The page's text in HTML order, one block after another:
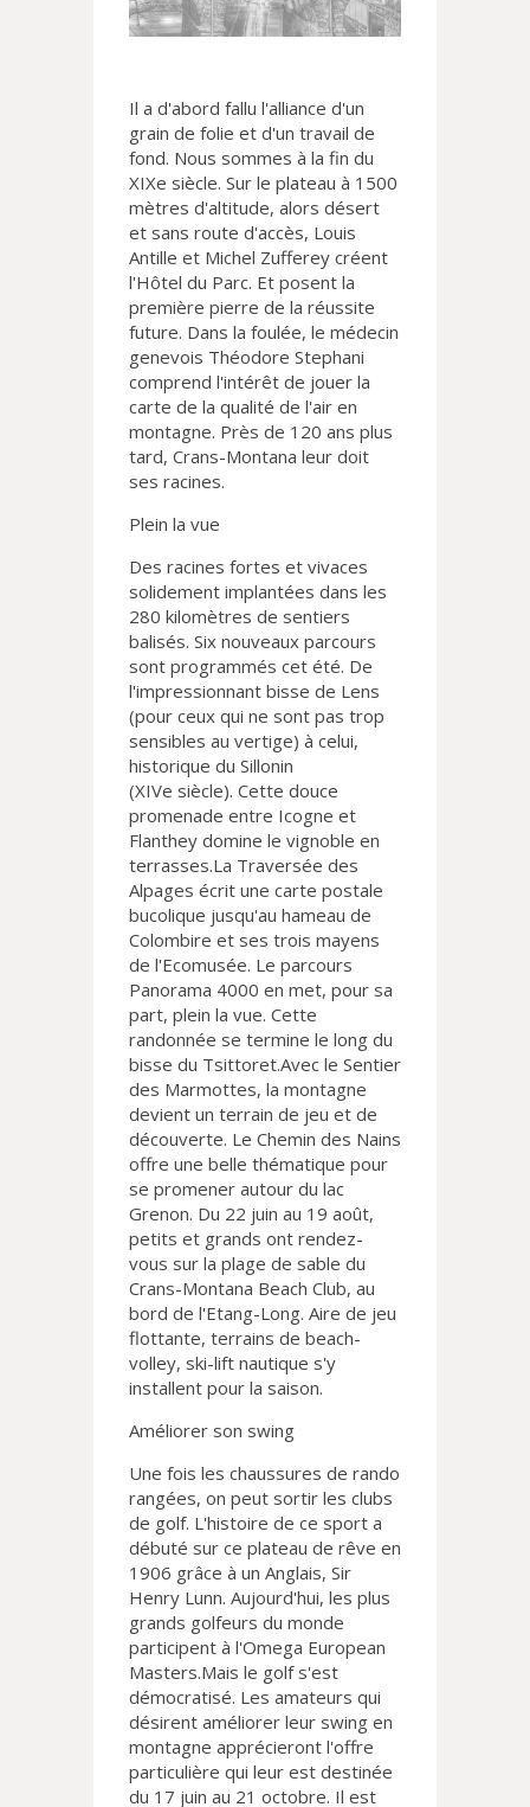
Il a d'abord fallu l'alliance d'un
grain de folie et d'un travail de
fond. Nous sommes à la fin du
XIXe siècle. Sur le plateau à 1500
mètres d'altitude, alors désert
et sans route d'accès, Louis
Antille et Michel Zufferey créent
l'Hôtel du Parc. Et posent la
première pierre de la réussite
future. Dans la foulée, le médecin
genevois Théodore Stephani
comprend l'intérêt de jouer la
carte de la qualité de l'air en
montagne. Près de 120 ans plus
tard, Crans-Montana leur doit
ses racines.
Plein la vue
Des racines fortes et vivaces
solidement implantées dans les
280 kilomètres de sentiers
balisés. Six nouveaux parcours
sont programmés cet été. De
l'impressionnant bisse de Lens
(pour ceux qui ne sont pas trop
sensibles au vertige) à celui,
historique du Sillonin
(XIVe siècle). Cette douce
promenade entre Icogne et
Flanthey domine le vignoble en
terrasses.La Traversée des
Alpages écrit une carte postale
bucolique jusqu'au hameau de
Colombire et ses trois mayens
de l'Ecomusée. Le parcours
Panorama 4000 en met, pour sa
part, plein la vue. Cette
randonnée se termine le long du
bisse du Tsittoret.Avec le Sentier
des Marmottes, la montagne
devient un terrain de jeu et de
découverte. Le Chemin des Nains
offre une belle thématique pour
se promener autour du lac
Grenon. Du 22 juin au 19 août,
petits et grands ont rendez-
vous sur la plage de sable du
Crans-Montana Beach Club, au
bord de l'Etang-Long. Aire de jeu
flottante, terrains de beach-
volley, ski-lift nautique s'y
installent pour la saison.
Améliorer son swing
Une fois les chaussures de rando
rangées, on peut sortir les clubs
de golf. L'histoire de ce sport a
débuté sur ce plateau de rêve en
1906 grâce à un Anglais, Sir
Henry Lunn. Aujourd'hui, les plus
grands golfeurs du monde
participent à l'Omega European
Masters.Mais le golf s'est
démocratisé. Les amateurs qui
désirent améliorer leur swing en
montagne apprécieront l'offre
particulière qui leur est destinée
du 17 juin au 21 octobre. Il est